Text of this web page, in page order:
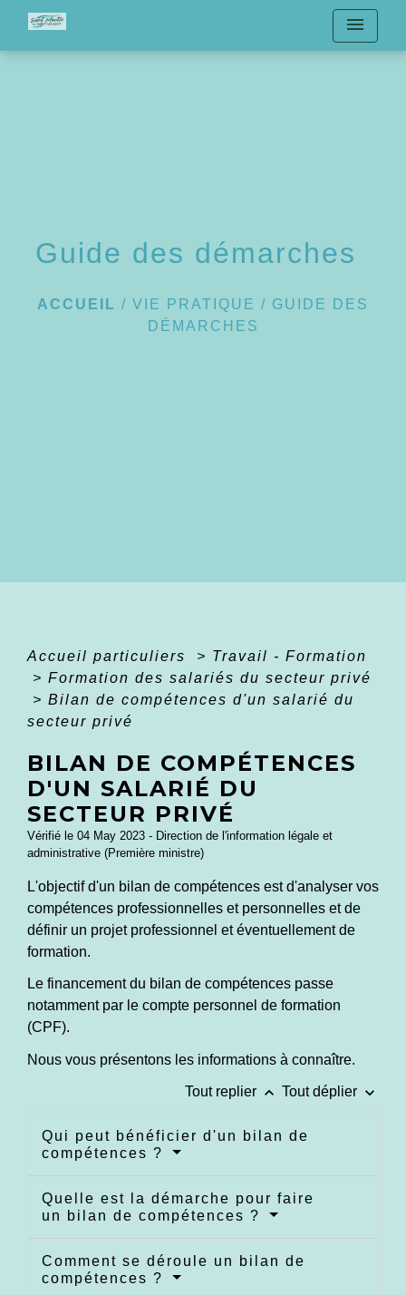
menu
Guide des démarches
ACCUEIL / VIE PRATIQUE / GUIDE DES
DÉMARCHES
Accueil particuliers > Travail - Formation
> Formation des salariés du secteur privé
> Bilan de compétences d'un salarié du
secteur privé
BILAN DE COMPÉTENCES
D'UN SALARIÉ DU
SECTEUR PRIVÉ
Vérifié le 04 May 2023 - Direction de l'information légale et
administrative (Première ministre)
L'objectif d'un bilan de compétences est d'analyser vos
compétences professionnelles et personnelles et de
définir un projet professionnel et éventuellement de
formation.
Le financement du bilan de compétences passe
notamment par le compte personnel de formation
(CPF).
Nous vous présentons les informations à connaître.
Tout replier keyboard_arrow_up Tout déplier keyboard_arrow_down
Qui peut bénéficier d'un bilan de
compétences ?
Quelle est la démarche pour faire
un bilan de compétences ?
Comment se déroule un bilan de
compétences ?